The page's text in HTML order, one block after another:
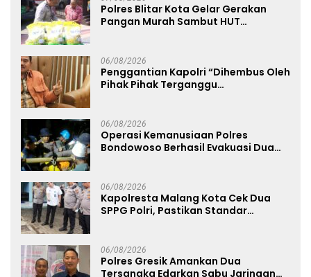
Polres Blitar Kota Gelar Gerakan
Pangan Murah Sambut HUT
06/08/2026
Penggantian Kapolri “Dihembus Oleh
Pihak Pihak Terganggu
06/08/2026
Operasi Kemanusiaan Polres
Bondowoso Berhasil Evakuasi Dua
06/08/2026
Kapolresta Malang Kota Cek Dua
SPPG Polri, Pastikan Standar
06/08/2026
Polres Gresik Amankan Dua
Tersangka Edarkan Sabu Jaringan